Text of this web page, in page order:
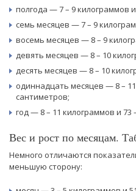
полгода — 7 – 9 килограммов
семь месяцев — 7 – 9
восемь месяцев — 8 – 9
девять месяцев — 8 – 10
десять месяцев — 8 – 10
одиннадцать месяцев — 8 –
сантиметров;
год — 8 – 11 килограммов и 73
Вес и рост по месяцам.
Немного отличаются
меньшую сторону: